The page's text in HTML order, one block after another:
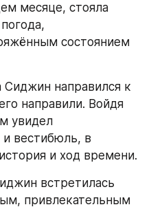
месяце, стояла
состоянием
Сиджин направился к
направили. Войдя
увидел
вестибюль, в
и ход времени.
встретилась
привлекательным